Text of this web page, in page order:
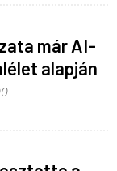
már AI-
alapján